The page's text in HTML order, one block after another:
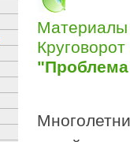
Материалы